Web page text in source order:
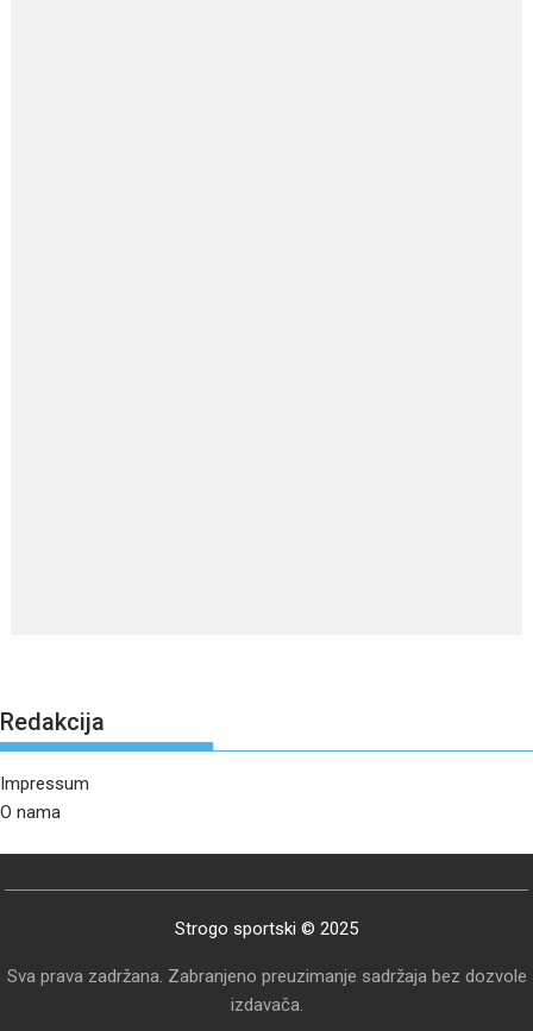
Redakcija
Impressum
O nama
Strogo sportski © 2025
Sva prava zadržana. Zabranjeno preuzimanje sadržaja bez dozvole
izdavača.